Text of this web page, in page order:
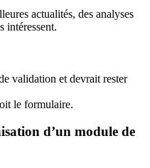
actualités, des analyses
intéressent.
validation et devrait rester
le formulaire.
d’un module de